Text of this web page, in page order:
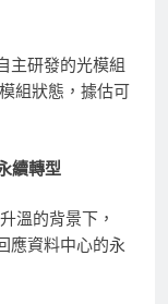
主研發的光模組
組狀態，據估可
續轉型
溫的背景下，
應資料中心的永